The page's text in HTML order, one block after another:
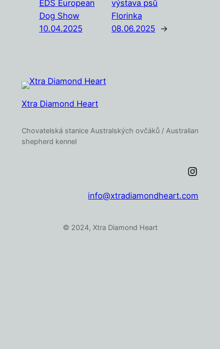
EDS European
Dog Show
10.04.2025
výstava psů
Florinka
08.06.2025
→
Xtra Diamond Heart
Chovatelská stanice Australských ovčáků / Australian
shepherd kennel
Xtra Diamond Heart Instagram
info@xtradiamondheart.com
© 2024, Xtra Diamond Heart